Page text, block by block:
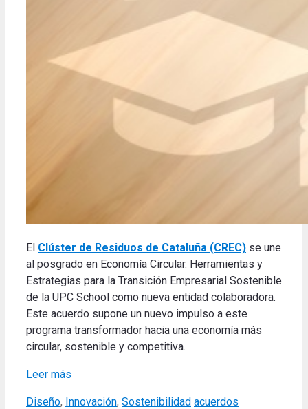
El Clúster de Residuos de Cataluña (CREC) se une
al posgrado en Economía Circular. Herramientas y
Estrategias para la Transición Empresarial Sostenible
de la UPC School como nueva entidad colaboradora.
Este acuerdo supone un nuevo impulso a este
programa transformador hacia una economía más
circular, sostenible y competitiva.
Leer más
Categories
Diseño, Innovación, Sostenibilidad Tags
acuerdos